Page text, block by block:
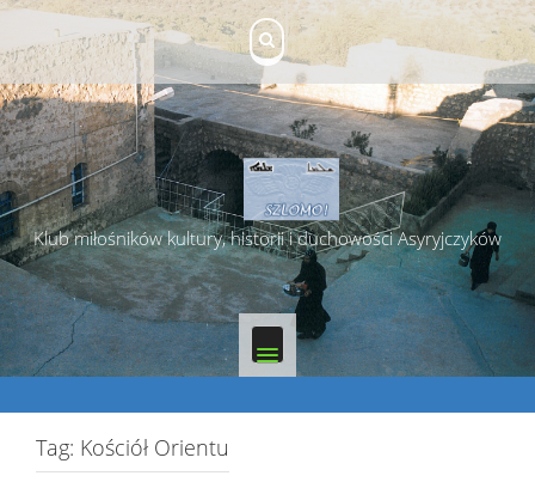
Skip
content
Klub miłośników kultury, historii i duchowości Asyryjczyków
Tag: Kościół Orientu